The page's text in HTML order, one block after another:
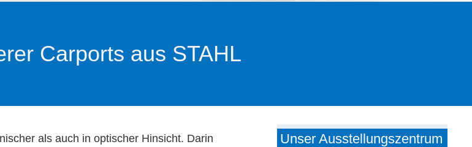
Carports aus STAHL
als auch in optischer Hinsicht. Darin
Unser Ausstellungszentrum